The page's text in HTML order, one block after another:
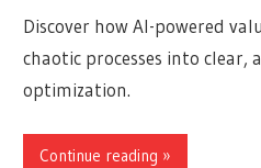
Discover how AI-powered
chaotic processes into
optimization.
Continue reading